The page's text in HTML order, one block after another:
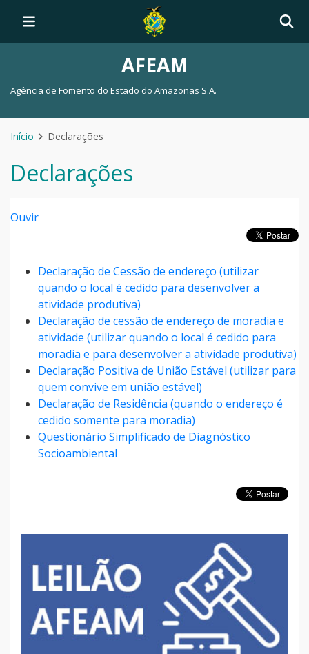
AFEAM
Agência de Fomento do Estado do Amazonas S.A.
Início Declarações
Declarações
Ouvir
Declaração de Cessão de endereço (utilizar
quando o local é cedido para desenvolver a
atividade produtiva)
Declaração de cessão de endereço de moradia e
atividade (utilizar quando o local é cedido para
moradia e para desenvolver a atividade produtiva)
Declaração Positiva de União Estável (utilizar para
quem convive em união estável)
Declaração de Residência (quando o endereço é
cedido somente para moradia)
Questionário Simplificado de Diagnóstico
Socioambiental